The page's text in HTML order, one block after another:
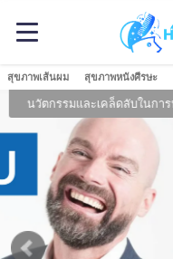
สุขภาพเส้นผม สุขภาพหนังศีรษะ